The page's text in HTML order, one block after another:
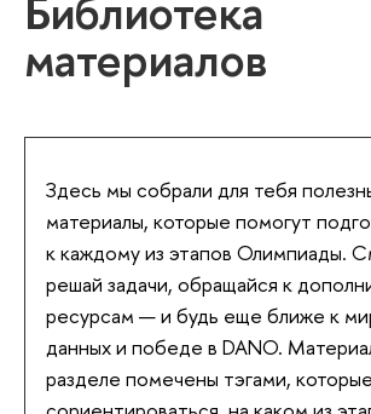
материалов
Здесь мы собрали для тебя
материалы, которые помогут
к каждому из этапов Олимпиады.
решай задачи, обращайся к
ресурсам — и будь еще ближе к
данных и победе в DANO.
разделе помечены тэгами,